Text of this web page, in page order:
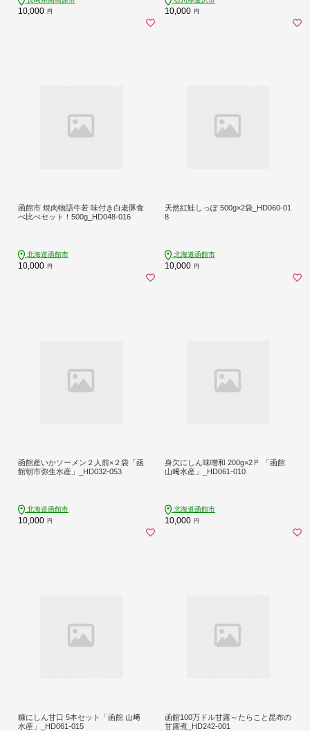
10,000 円 10,000 円
函館市 焼肉物語牛若 味付き白老豚食
べ比べセット！500g_HD048-016
北海道函館市
10,000 円
天然紅鮭しっぽ 500g×2袋_HD060-01
8
北海道函館市
10,000 円
函館産いかソーメン２人前×２袋「函
館朝市弥生水産」_HD032-053
北海道函館市
10,000 円
身欠にしん味噌和 200g×2Ｐ 「函館
山﨑水産」_HD061-010
北海道函館市
10,000 円
糠にしん甘口 5本セット「函館 山﨑
水産」_HD061-015
函館100万ドル甘露～たらこと昆布の
甘露煮_HD242-001